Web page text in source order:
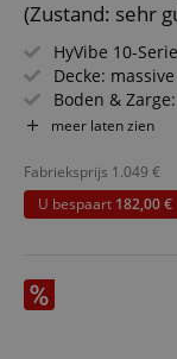
(Zustand: sehr
HyVibe 10-Serie
Decke:
Boden &
Griffbrett/Hals:
Farbe & Finish:
meer laten zien
Fabrieksprijs 1.049 €
U bespaart 182,00 €